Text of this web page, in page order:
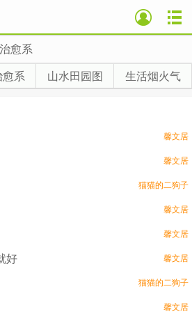
愈系
愈系 山水田园图 生活烟火气
馨文居
馨文居
猫猫的二狗子
馨文居
馨文居
好 馨文居
猫猫的二狗子
馨文居